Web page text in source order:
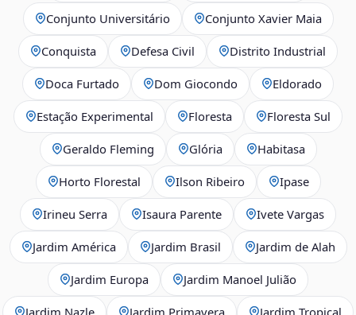
Conjunto Universitário Conjunto Xavier Maia
Conquista Defesa Civil Distrito Industrial
Doca Furtado Dom Giocondo Eldorado
Estação Experimental Floresta Floresta Sul
Geraldo Fleming Glória Habitasa
Horto Florestal Ilson Ribeiro Ipase
Irineu Serra Isaura Parente Ivete Vargas
Jardim América Jardim Brasil Jardim de Alah
Jardim Europa Jardim Manoel Julião
Jardim Nazle Jardim Primavera Jardim Tropical